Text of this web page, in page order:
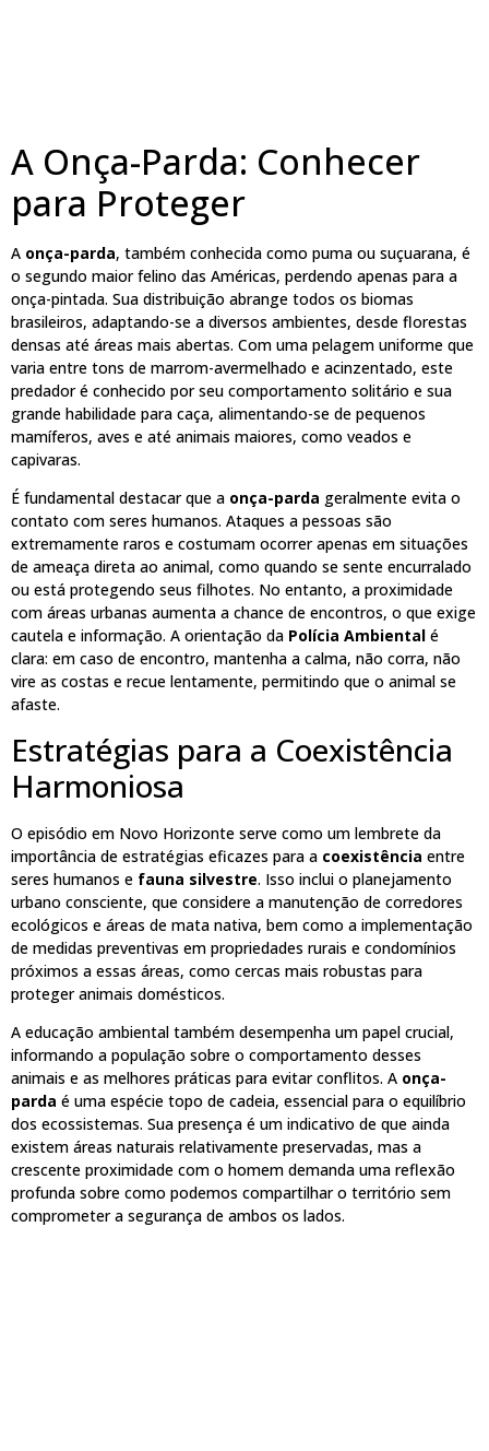
A Onça-Parda: Conhecer
para Proteger
A onça-parda, também conhecida como puma ou suçuarana, é
o segundo maior felino das Américas, perdendo apenas para a
onça-pintada. Sua distribuição abrange todos os biomas
brasileiros, adaptando-se a diversos ambientes, desde florestas
densas até áreas mais abertas. Com uma pelagem uniforme que
varia entre tons de marrom-avermelhado e acinzentado, este
predador é conhecido por seu comportamento solitário e sua
grande habilidade para caça, alimentando-se de pequenos
mamíferos, aves e até animais maiores, como veados e
capivaras.
É fundamental destacar que a onça-parda geralmente evita o
contato com seres humanos. Ataques a pessoas são
extremamente raros e costumam ocorrer apenas em situações
de ameaça direta ao animal, como quando se sente encurralado
ou está protegendo seus filhotes. No entanto, a proximidade
com áreas urbanas aumenta a chance de encontros, o que exige
cautela e informação. A orientação da Polícia Ambiental é
clara: em caso de encontro, mantenha a calma, não corra, não
vire as costas e recue lentamente, permitindo que o animal se
afaste.
Estratégias para a Coexistência
Harmoniosa
O episódio em Novo Horizonte serve como um lembrete da
importância de estratégias eficazes para a coexistência entre
seres humanos e fauna silvestre. Isso inclui o planejamento
urbano consciente, que considere a manutenção de corredores
ecológicos e áreas de mata nativa, bem como a implementação
de medidas preventivas em propriedades rurais e condomínios
próximos a essas áreas, como cercas mais robustas para
proteger animais domésticos.
A educação ambiental também desempenha um papel crucial,
informando a população sobre o comportamento desses
animais e as melhores práticas para evitar conflitos. A onça-
parda é uma espécie topo de cadeia, essencial para o equilíbrio
dos ecossistemas. Sua presença é um indicativo de que ainda
existem áreas naturais relativamente preservadas, mas a
crescente proximidade com o homem demanda uma reflexão
profunda sobre como podemos compartilhar o território sem
comprometer a segurança de ambos os lados.